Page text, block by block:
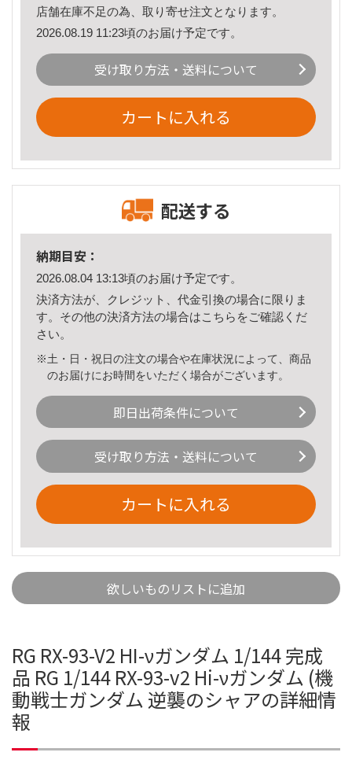
店舗在庫不足の為、取り寄せ注文となります。
2026.08.19 11:23頃のお届け予定です。
受け取り方法・送料について
カートに入れる
配送する
納期目安：
2026.08.04 13:13頃のお届け予定です。
決済方法が、クレジット、代金引換の場合に限りま
す。その他の決済方法の場合はこちら をご確認くだ
さい。
※土・日・祝日の注文の場合や在庫状況によって、商品
のお届けにお時間をいただく場合がございます。
即日出荷条件について
受け取り方法・送料について
カートに入れる
欲しいものリストに追加
RG RX-93-V2 HI-νガンダム 1/144 完成
品 RG 1/144 RX-93-v2 Hi-νガンダム (機
動戦士ガンダム 逆襲のシャアの詳細情
報